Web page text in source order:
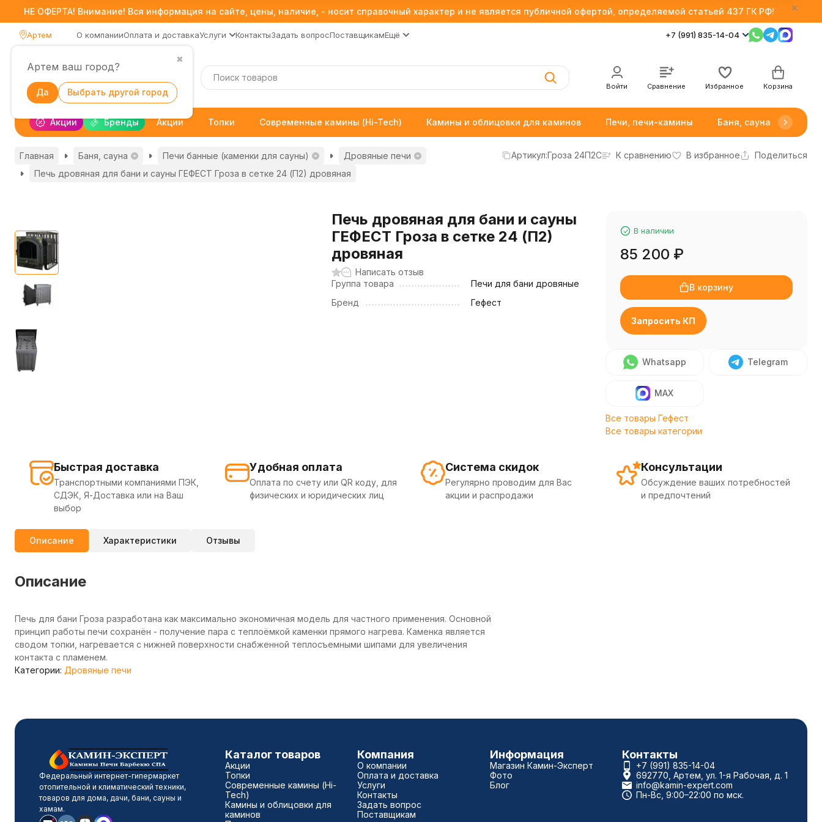
НЕ ОФЕРТА! Внимание! Вся информация на сайте, цены, наличие, - носит справочный характер и не является публичной офертой, определяемой статьей 437 ГК РФ!
Артем
✖
Артем ваш город?
Да Выбрать другой город
О компанииОплата и доставкаУслуги КонтактыЗадать вопросПоставщикамЕщё +7 (991) 835-14-04
Войти Сравнение Избранное Корзина
Акции Бренды Акции Топки Современные камины (Hi-Tech) Камины и облицовки для каминов Печи, печи-камины Баня, сауна
Главная Баня, сауна Печи банные (каменки для сауны)
Дровяные печи
Печь дровяная для бани и сауны ГЕФЕСТ Гроза в сетке 24 (П2) дровяная
Артикул:Гроза 24П2С К сравнению В избранное Поделиться
Печь дровяная для бани и сауны
ГЕФЕСТ Гроза в сетке 24 (П2)
дровяная
Написать отзыв
Группа товара
Печи для бани дровяные
Бренд
Гефест
В наличии
85 200 ₽
В корзину
Запросить КП
Whatsapp Telegram
MAX
Все товары Гефест
Все товары категории
Быстрая доставка
Транспортными компаниями ПЭК,
СДЭК, Я-Доставка или на Ваш
выбор
Удобная оплата
Оплата по счету или QR коду, для
физических и юридических лиц
Система скидок
Регулярно проводим для Вас
акции и распродажи
Консультации
Обсуждение ваших потребностей
и предпочтений
Описание Характеристики Отзывы
Описание
Печь для бани Гроза разработана как максимально экономичная модель для частного применения. Основной
принцип работы печи сохранён - получение пара с теплоёмкой каменки прямого нагрева. Каменка является
сводом топки, нагревается с нижней поверхности снабженной теплосъемными шипами для увеличения
контакта с пламенем.
Категории: Дровяные печи
Федеральный интернет-гипермаркет
отопительной и климатический техники,
товаров для дома, дачи, бани, сауны и
хамам.
Каталог товаров
Акции
Топки
Современные камины (Hi-
Tech)
Камины и облицовки для
каминов
Компания
О компании
Оплата и доставка
Услуги
Контакты
Задать вопрос
Поставщикам
Информация
Магазин Камин-Эксперт
Фото
Блог
Контакты
+7 (991) 835-14-04
692770, Артем, ул. 1-я Рабочая, д. 1
info@kamin-expert.com
Пн-Вс, 9:00–22:00 по мск.